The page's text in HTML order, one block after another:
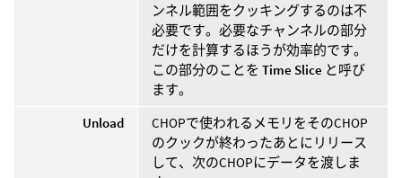
ンネル範囲をクッキングするのは不
必要です。必要なチャンネルの部分
だけを計算するほうが効率的です。
この部分のことを Time Slice と呼び
ます。
Unload
CHOPで使われるメモリをそのCHOP
のクックが終わったあとにリリース
して、次のCHOPにデータを渡しま